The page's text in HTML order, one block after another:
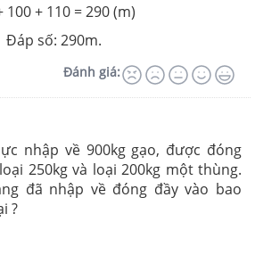
100 + 110 = 290 (m)
Đáp số: 290m.
Đánh giá:
nhập về 900kg gạo, được đóng
250kg và loại 200kg một thùng.
đã nhập về đóng đầy vào bao
?